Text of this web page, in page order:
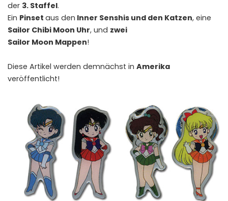
der 3. Staffel.
Ein Pinset aus den Inner Senshis und den Katzen, eine
Sailor Chibi Moon Uhr, und zwei
Sailor Moon Mappen!
Diese Artikel werden demnächst in Amerika
veröffentlicht!